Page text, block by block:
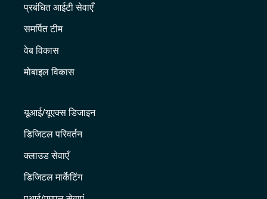
प्रबंधित आईटी सेवाएँ
समर्पित टीम
वेब विकास
मोबाइल विकास
यूआई/यूएक्स डिजाइन
डिजिटल परिवर्तन
क्लाउड सेवाएँ
डिजिटल मार्केटिंग